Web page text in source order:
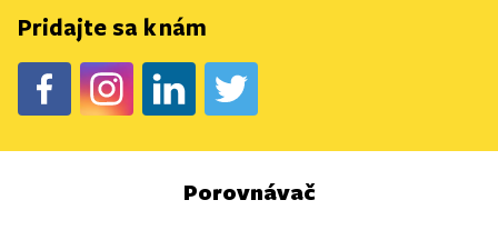
Pridajte sa k nám
Porovnávač